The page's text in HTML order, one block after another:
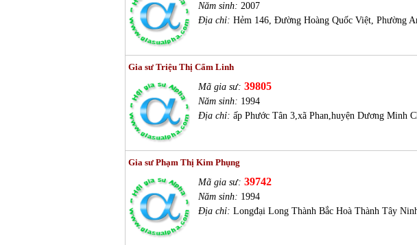
Năm sinh: 2007
Địa chỉ: Hẻm 146, Đường Hoàng Quốc Việt, Phường
Gia sư Triệu Thị Cẩm Linh
Mã gia sư: 39805
Năm sinh: 1994
Địa chỉ: ấp Phước Tân 3,xã Phan,huyện Dương Minh
Gia sư Phạm Thị Kim Phụng
Mã gia sư: 39742
Năm sinh: 1994
Địa chỉ: Longđại Long Thành Bắc Hoà Thành Tây